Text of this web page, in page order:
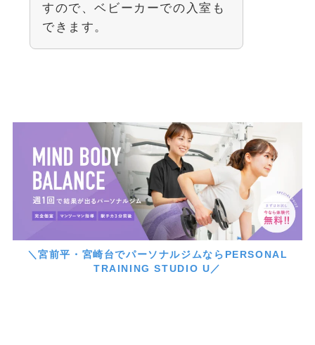
すので、ベビーカーでの入室も
できます。
＼宮前平・宮崎台でパーソナルジムならPERSONAL
TRAINING STUDIO U／